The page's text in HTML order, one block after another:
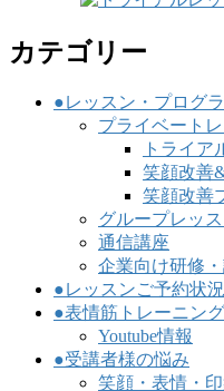
カテゴリー
●レッスン・プログ
プライベート
トライア
笑顔改善
笑顔改善
グループレッ
通信講座
企業向け研修
●レッスンご予約状況
●表情筋トレーニン
Youtube情報
●受講者様の悩み
笑顔・表情・